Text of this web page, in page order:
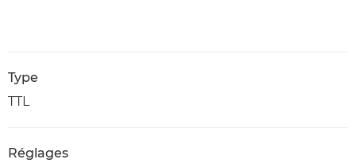
Type
TTL
Réglages